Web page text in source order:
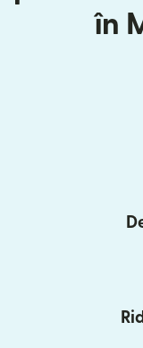
în